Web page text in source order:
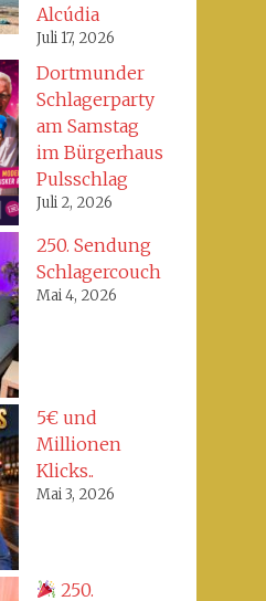
Alcúdia
Juli 17, 2026
Dortmunder
Schlagerparty
am Samstag
im Bürgerhaus
Pulsschlag
Juli 2, 2026
250. Sendung
Schlagercouch
Mai 4, 2026
5€ und
Millionen
Klicks..
Mai 3, 2026
250.